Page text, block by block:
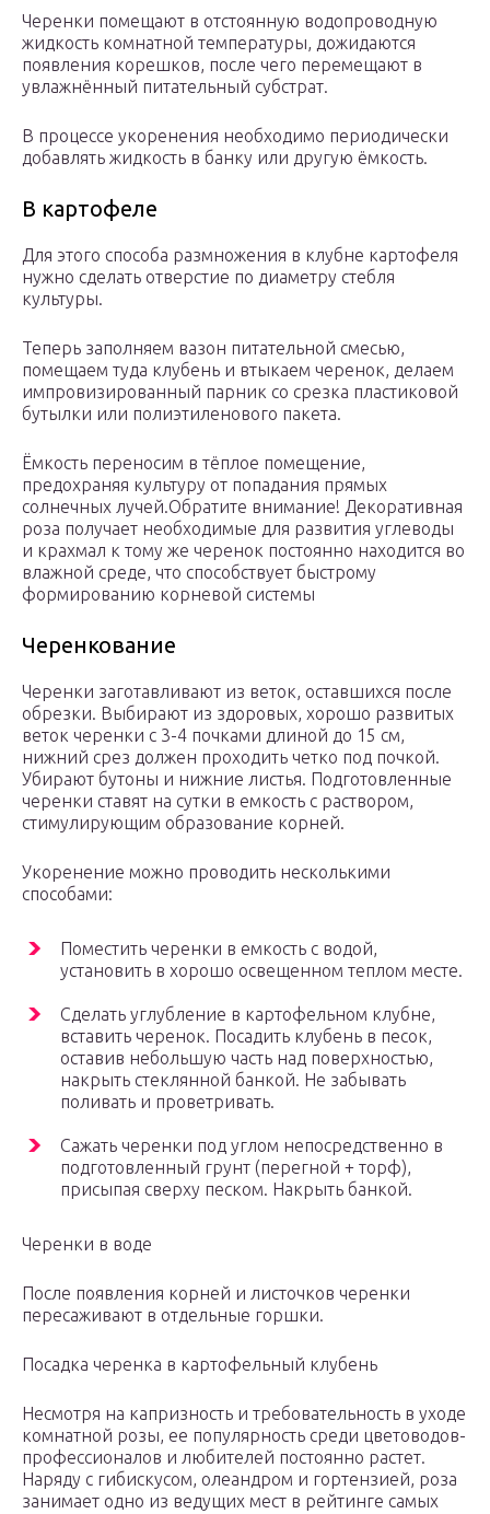
Черенки помещают в отстоянную водопроводную
жидкость комнатной температуры, дожидаются
появления корешков, после чего перемещают в
увлажнённый питательный субстрат.
В процессе укоренения необходимо периодически
добавлять жидкость в банку или другую ёмкость.
В картофеле
Для этого способа размножения в клубне картофеля
нужно сделать отверстие по диаметру стебля
культуры.
Теперь заполняем вазон питательной смесью,
помещаем туда клубень и втыкаем черенок, делаем
импровизированный парник со срезка пластиковой
бутылки или полиэтиленового пакета.
Ёмкость переносим в тёплое помещение,
предохраняя культуру от попадания прямых
солнечных лучей.Обратите внимание! Декоративная
роза получает необходимые для развития углеводы
и крахмал к тому же черенок постоянно находится во
влажной среде, что способствует быстрому
формированию корневой системы
Черенкование
Черенки заготавливают из веток, оставшихся после
обрезки. Выбирают из здоровых, хорошо развитых
веток черенки с 3-4 почками длиной до 15 см,
нижний срез должен проходить четко под почкой.
Убирают бутоны и нижние листья. Подготовленные
черенки ставят на сутки в емкость с раствором,
стимулирующим образование корней.
Укоренение можно проводить несколькими
способами:
Поместить черенки в емкость с водой,
установить в хорошо освещенном теплом месте.
Сделать углубление в картофельном клубне,
вставить черенок. Посадить клубень в песок,
оставив небольшую часть над поверхностью,
накрыть стеклянной банкой. Не забывать
поливать и проветривать.
Сажать черенки под углом непосредственно в
подготовленный грунт (перегной + торф),
присыпая сверху песком. Накрыть банкой.
Черенки в воде
После появления корней и листочков черенки
пересаживают в отдельные горшки.
Посадка черенка в картофельный клубень
Несмотря на капризность и требовательность в уходе
комнатной розы, ее популярность среди цветоводов-
профессионалов и любителей постоянно растет.
Наряду с гибискусом, олеандром и гортензией, роза
занимает одно из ведущих мест в рейтинге самых